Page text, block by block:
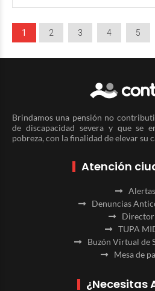
1 2 3 4 5
Brindamos una pensión no
de discapacidad severa y que se
pobreza, con la finalidad de elevar su
Atención
Alertas
Denuncias
TUPA
Buzón Virtual de
Mesa de
¿Necesitas